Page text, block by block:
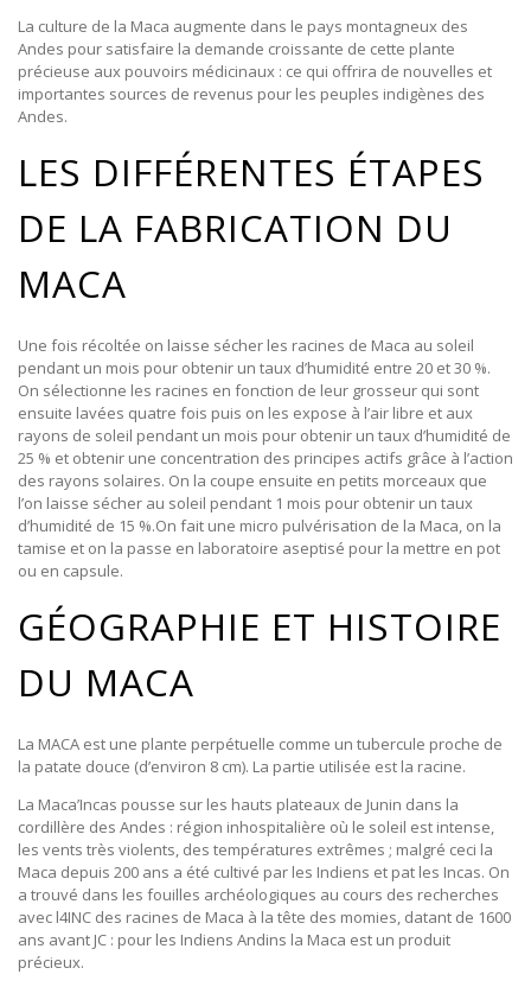
La culture de la Maca augmente dans le pays montagneux des
Andes pour satisfaire la demande croissante de cette plante
précieuse aux pouvoirs médicinaux : ce qui offrira de nouvelles et
importantes sources de revenus pour les peuples indigènes des
Andes.
LES DIFFÉRENTES ÉTAPES
DE LA FABRICATION DU
MACA
Une fois récoltée on laisse sécher les racines de Maca au soleil
pendant un mois pour obtenir un taux d’humidité entre 20 et 30 %.
On sélectionne les racines en fonction de leur grosseur qui sont
ensuite lavées quatre fois puis on les expose à l’air libre et aux
rayons de soleil pendant un mois pour obtenir un taux d’humidité de
25 % et obtenir une concentration des principes actifs grâce à l’action
des rayons solaires. On la coupe ensuite en petits morceaux que
l’on laisse sécher au soleil pendant 1 mois pour obtenir un taux
d’humidité de 15 %.On fait une micro pulvérisation de la Maca, on la
tamise et on la passe en laboratoire aseptisé pour la mettre en pot
ou en capsule.
GÉOGRAPHIE ET HISTOIRE
DU MACA
La MACA est une plante perpétuelle comme un tubercule proche de
la patate douce (d’environ 8 cm). La partie utilisée est la racine.
La Maca’Incas pousse sur les hauts plateaux de Junin dans la
cordillère des Andes : région inhospitalière où le soleil est intense,
les vents très violents, des températures extrêmes ; malgré ceci la
Maca depuis 200 ans a été cultivé par les Indiens et pat les Incas. On
a trouvé dans les fouilles archéologiques au cours des recherches
avec l4INC des racines de Maca à la tête des momies, datant de 1600
ans avant JC : pour les Indiens Andins la Maca est un produit
précieux.